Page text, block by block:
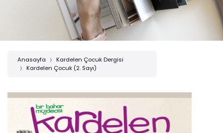
Anasayfa
Kardelen Çocuk Dergisi
Kardelen Çocuk (2. Sayı)